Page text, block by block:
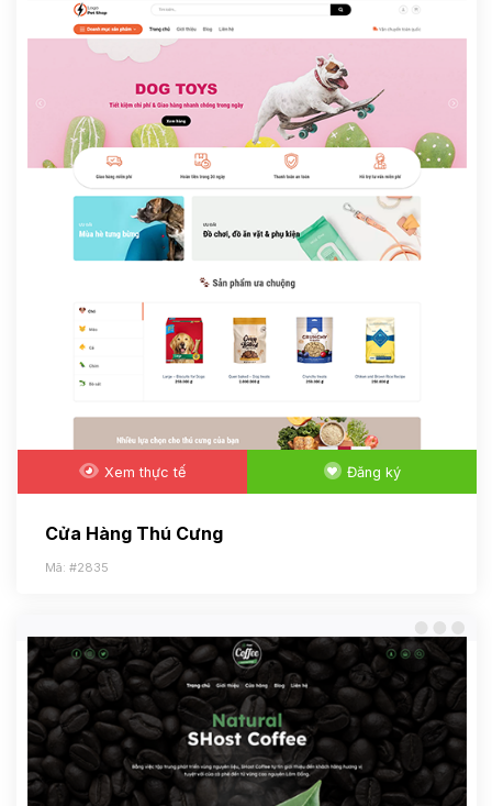
Xem thực tế Đăng ký
Cửa Hàng Thú Cưng
Mã: #2835